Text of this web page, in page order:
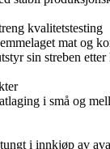
kvalitetstesting
mat og
sin streben
i små og
i innkjøp av